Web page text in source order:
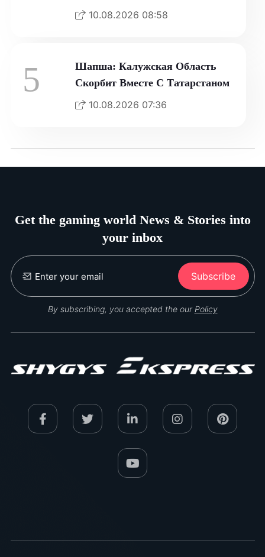
10.08.2026 08:58
5
Шапша: Калужская Область
Скорбит Вместе С Татарстаном
10.08.2026 07:36
Get the gaming world News & Stories into
your inbox
Subscribe
By subscribing, you accepted the our Policy